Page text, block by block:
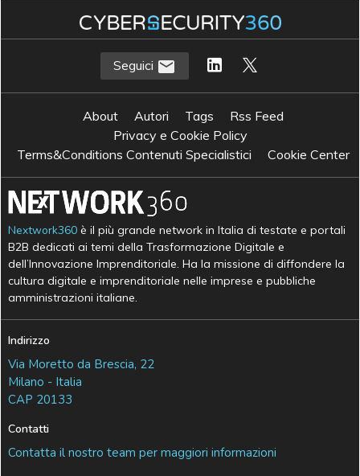
Seguici
About Autori Tags
Rss Feed
Privacy e Cookie Policy
Terms&Conditions Contenuti Specialistici
Cookie Center
Nextwork360 è il più grande network in Italia di testate e portali
B2B dedicati ai temi della Trasformazione Digitale e
dell’Innovazione Imprenditoriale. Ha la missione di diffondere la
cultura digitale e imprenditoriale nelle imprese e pubbliche
amministrazioni italiane.
Indirizzo
Via Moretto da Brescia, 22
Milano - Italia
CAP 20133
Contatti
Contatta il nostro team per maggiori informazioni